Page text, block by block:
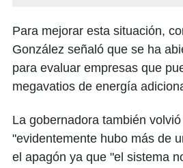
Para mejorar esta situación,
González señaló que se ha
para evaluar empresas que
megavatios de energía
La gobernadora también
"evidentemente hubo más de
el apagón ya que "el sistema